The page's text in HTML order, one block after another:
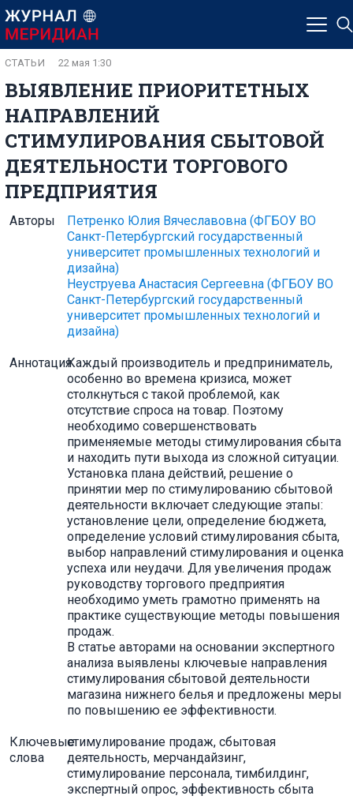
ВЫЯВЛЕНИЕ ПРИОРИТЕТНЫХ
НАПРАВЛЕНИЙ
СТИМУЛИРОВАНИЯ СБЫТОВОЙ
ДЕЯТЕЛЬНОСТИ ТОРГОВОГО
ПРЕДПРИЯТИЯ
СТАТЬИ 22 мая 1:30
Авторы Петренко Юлия Вячеславовна (ФГБОУ ВО
Санкт-Петербургский государственный
университет промышленных технологий и
дизайна)
Неуструева Анастасия Сергеевна (ФГБОУ ВО
Санкт-Петербургский государственный
университет промышленных технологий и
дизайна)
АннотацияКаждый производитель и предприниматель,
особенно во времена кризиса, может
столкнуться с такой проблемой, как
отсутствие спроса на товар. Поэтому
необходимо совершенствовать
применяемые методы стимулирования сбыта
и находить пути выхода из сложной ситуации.
Установка плана действий, решение о
принятии мер по стимулированию сбытовой
деятельности включает следующие этапы:
установление цели, определение бюджета,
определение условий стимулирования сбыта,
выбор направлений стимулирования и оценка
успеха или неудачи. Для увеличения продаж
руководству торгового предприятия
необходимо уметь грамотно применять на
практике существующие методы повышения
продаж.
В статье авторами на основании экспертного
анализа выявлены ключевые направления
стимулирования сбытовой деятельности
магазина нижнего белья и предложены меры
по повышению ее эффективности.
Ключевые
слова
стимулирование продаж, сбытовая
деятельность, мерчандайзинг,
стимулирование персонала, тимбилдинг,
экспертный опрос, эффективность сбыта